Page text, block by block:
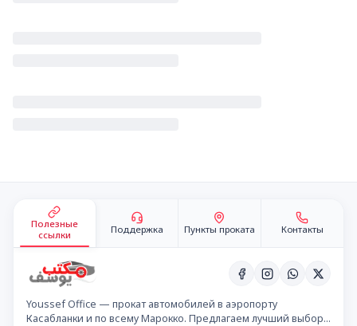
Полезные
ссылки
Поддержка Пункты проката Контакты
Youssef Office — прокат автомобилей в аэропорту
Касабланки и по всему Марокко. Предлагаем лучший выбор